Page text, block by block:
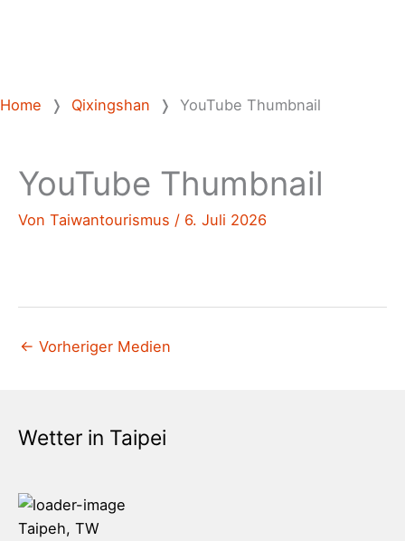
Home ❭ Qixingshan ❭ YouTube Thumbnail
YouTube Thumbnail
Von Taiwantourismus / 6. Juli 2026
← Vorheriger Medien
Wetter in Taipei
Taipeh, TW